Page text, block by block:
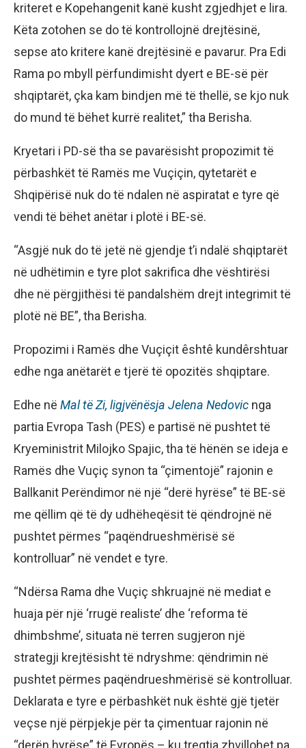
kriteret e Kopehangenit kanë kusht zgjedhjet e lira.
Këta zotohen se do të kontrollojnë drejtësinë,
sepse ato kritere kanë drejtësinë e pavarur. Pra Edi
Rama po mbyll përfundimisht dyert e BE-së për
shqiptarët, çka kam bindjen më të thellë, se kjo nuk
do mund të bëhet kurrë realitet,” tha Berisha.
Kryetari i PD-së tha se pavarësisht propozimit të
përbashkët të Ramës me Vuçiçin, qytetarët e
Shqipërisë nuk do të ndalen në aspiratat e tyre që
vendi të bëhet anëtar i plotë i BE-së.
“Asgjë nuk do të jetë në gjendje t’i ndalë shqiptarët
në udhëtimin e tyre plot sakrifica dhe vështirësi
dhe në përgjithësi të pandalshëm drejt integrimit të
plotë në BE”, tha Berisha.
Propozimi i Ramës dhe Vuçiçit êshtê kundêrshtuar
edhe nga anëtarët e tjerë të opozitës shqiptare.
Edhe në Mal të Zi, ligjvënësja Jelena Nedovic nga
partia Evropa Tash (PES) e partisë në pushtet të
Kryeministrit Milojko Spajic, tha të hënën se ideja e
Ramës dhe Vuçiç synon ta “çimentojë” rajonin e
Ballkanit Perëndimor në një “derë hyrëse” të BE-së
me qëllim që të dy udhëheqësit të qëndrojnë në
pushtet përmes “paqëndrueshmërisë së
kontrolluar” në vendet e tyre.
“Ndërsa Rama dhe Vuçiç shkruajnë në mediat e
huaja për një ‘rrugë realiste’ dhe ‘reforma të
dhimbshme’, situata në terren sugjeron një
strategji krejtësisht të ndryshme: qëndrimin në
pushtet përmes paqëndrueshmërisë së kontrolluar.
Deklarata e tyre e përbashkët nuk është gjë tjetër
veçse një përpjekje për ta çimentuar rajonin në